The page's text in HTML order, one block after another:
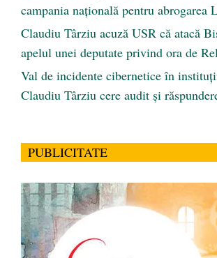
campania națională pentru abrogarea
Claudiu Târziu acuză USR că atacă
apelul unei deputate privind ora de
Val de incidente cibernetice în
Claudiu Târziu cere audit și
PUBLICITATE